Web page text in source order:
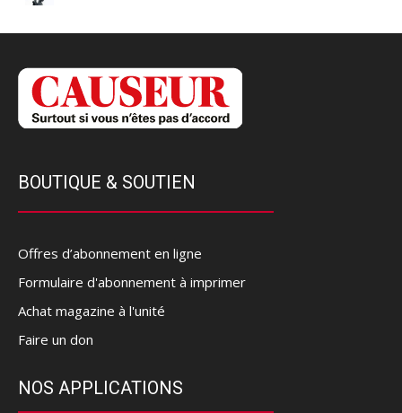
BOUTIQUE & SOUTIEN
Offres d’abonnement en ligne
Formulaire d'abonnement à imprimer
Achat magazine à l'unité
Faire un don
NOS APPLICATIONS